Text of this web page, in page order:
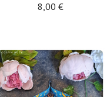
8,00 €